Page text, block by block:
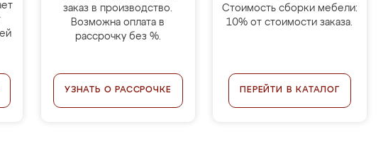
заказ в производство.
Возможна оплата в
рассрочку без %.
УЗНАТЬ О РАССРОЧКЕ
Стоимость сборки мебели:
10% от стоимости заказа.
ПЕРЕЙТИ В КАТАЛОГ